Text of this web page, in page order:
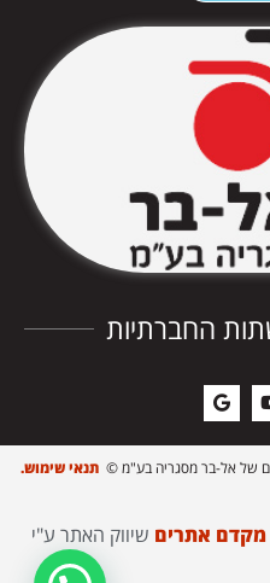
החברתיות
של אל-בר מסגריה בע"מ © תנאי שימוש.
אתרים שיווק האתר ע"י